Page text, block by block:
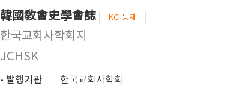
韓國敎會史學會誌 KCI 등재
한국교회사학회지
JCHSK
발행기관
한국교회사학회